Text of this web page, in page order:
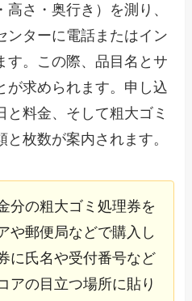
さ・奥行き）を測り、
ンターに電話またはイン
す。この際、品目名とサ
が求められます。申し込
料金、そして粗大ゴミ
枚数が案内されます。
分の粗大ゴミ処理券を
や郵便局などで購入し
に氏名や受付番号など
アの目立つ場所に貼り